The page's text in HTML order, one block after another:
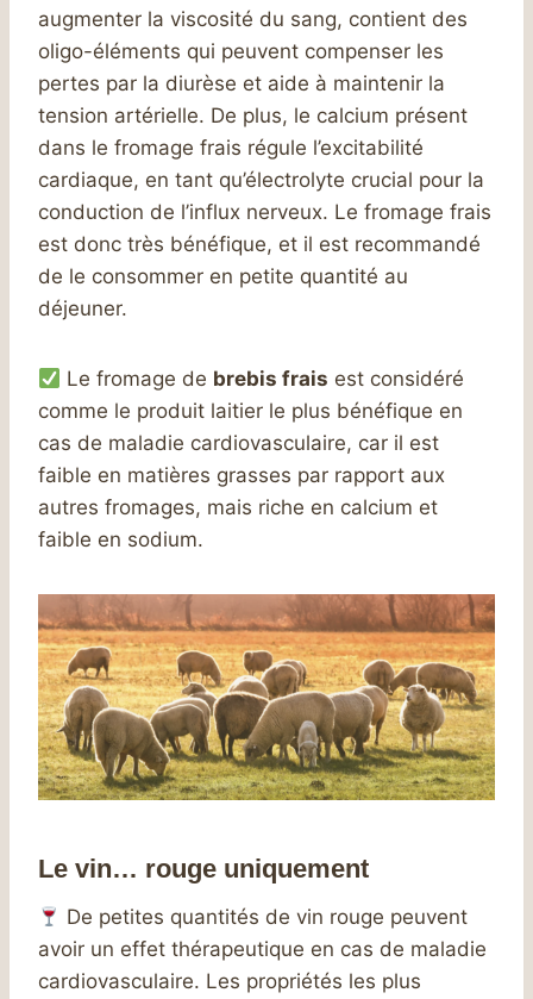
augmenter la viscosité du sang, contient des
oligo-éléments qui peuvent compenser les
pertes par la diurèse et aide à maintenir la
tension artérielle. De plus, le calcium présent
dans le fromage frais régule l’excitabilité
cardiaque, en tant qu’électrolyte crucial pour la
conduction de l’influx nerveux. Le fromage frais
est donc très bénéfique, et il est recommandé
de le consommer en petite quantité au
déjeuner.
Le fromage de brebis frais est considéré
comme le produit laitier le plus bénéfique en
cas de maladie cardiovasculaire, car il est
faible en matières grasses par rapport aux
autres fromages, mais riche en calcium et
faible en sodium.
Le vin… rouge uniquement
De petites quantités de vin rouge peuvent
avoir un effet thérapeutique en cas de maladie
cardiovasculaire. Les propriétés les plus